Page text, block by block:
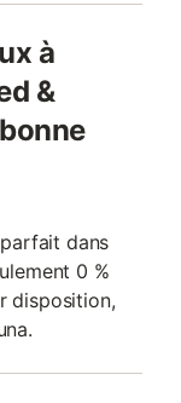
à
&
dans
0 %
disposition,